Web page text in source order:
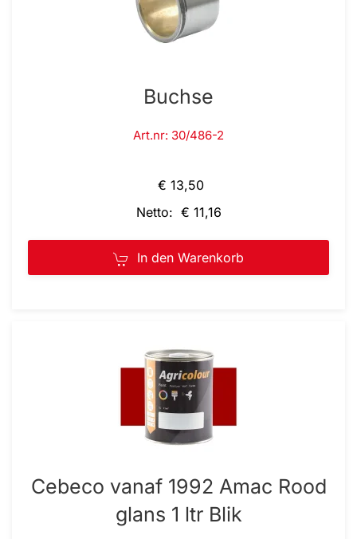
Buchse
Art.nr: 30/486-2
€ 13,50
Netto: € 11,16
In den Warenkorb
Cebeco vanaf 1992 Amac Rood
glans 1 ltr Blik